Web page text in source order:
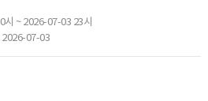
시 ~ 2026-07-03 23시
2026-07-03